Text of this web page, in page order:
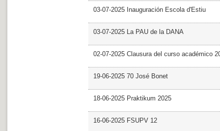
03-07-2025 Inauguración Escola d'Estiu
03-07-2025 La PAU de la DANA
02-07-2025 Clausura del curso académico
19-06-2025 70 José Bonet
18-06-2025 Praktikum 2025
16-06-2025 FSUPV 12